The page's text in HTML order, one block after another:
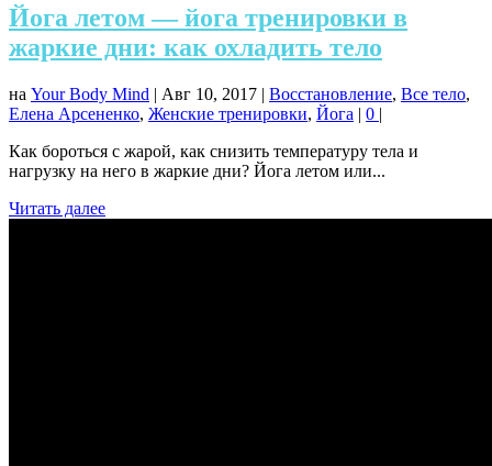
Йога летом — йога тренировки в
жаркие дни: как охладить тело
на Your Body Mind | Авг 10, 2017 | Восстановление, Все тело,
Елена Арсененко, Женские тренировки, Йога | 0 |
Как бороться с жарой, как снизить температуру тела и
нагрузку на него в жаркие дни? Йога летом или...
Читать далее